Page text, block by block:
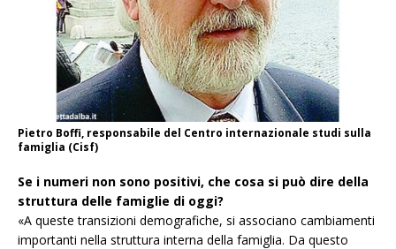
Pietro Boffi, responsabile del Centro internazionale studi sulla
famiglia (Cisf)
Se i numeri non sono positivi, che cosa si può dire della
struttura delle famiglie di oggi?
«A queste transizioni demografiche, si associano cambiamenti
importanti nella struttura interna della famiglia. Da questo